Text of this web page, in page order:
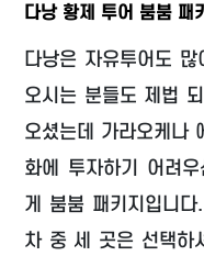
다낭 황제 투어 붐붐 패
다낭은 자유투어도
오시는 분들도 제법
오셨는데 가라오케나
화에 투자하기 어려
게 붐붐 패키지입니
차 중 세 곳은 선택하